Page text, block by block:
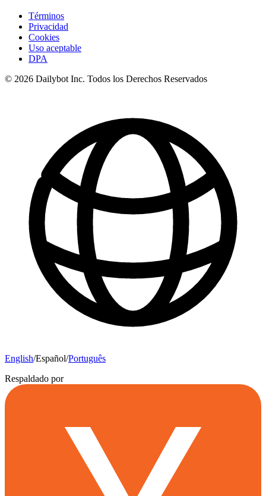
Términos
Privacidad
Cookies
Uso aceptable
DPA
© 2026 Dailybot Inc. Todos los Derechos Reservados
English/Español/Português
Respaldado por